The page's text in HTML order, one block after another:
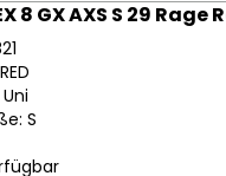
8 GX AXS S 29 Rage
S